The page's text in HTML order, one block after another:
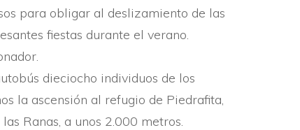
para obligar al deslizamiento de las
fiestas durante el verano.
dieciocho individuos de los
la ascensión al refugio de Piedrafita,
Ranas, a unos 2.000 metros.